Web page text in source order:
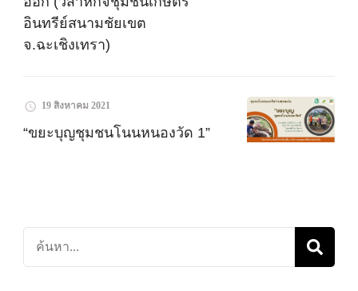
อินทรีย์สนามชัยเขต
จ.ฉะเชิงเทรา)
19 สิงหาคม 2021
“ขยะบุญชุมชนโนนหนองวัด 1”
ค้นหา
เกี่ยว